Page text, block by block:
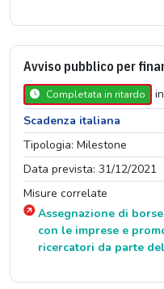
Avviso pubblico per
Completata in ritardo
Scadenza italiana
Tipologia: Milestone
Data prevista: 31/12/2021
Misure correlate
Assegnazione di
con le imprese e
ricercatori da parte